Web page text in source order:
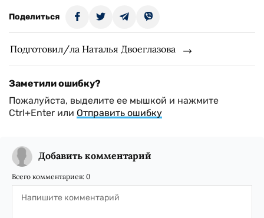
Поделиться
Подготовил/ла Наталья Двоеглазова
Заметили ошибку?
Пожалуйста, выделите ее мышкой и нажмите
Ctrl+Enter или Отправить ошибку
Добавить комментарий
Всего комментариев: 0